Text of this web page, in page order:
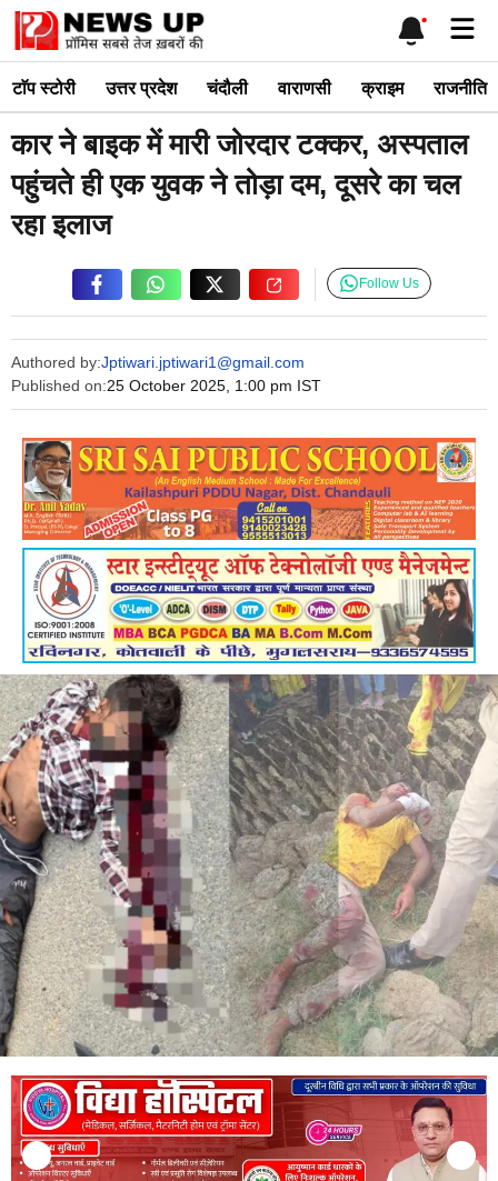
Skip
content
टाॅप स्टोरी उत्तर प्रदेश चंदौली वाराणसी क्राइम राजनीति
कार ने बाइक में मारी जोरदार टक्कर, अस्पताल
पहुंचते ही एक युवक ने तोड़ा दम, दूसरे का चल
रहा इलाज
Authored by:Jptiwari.jptiwari1@gmail.com
Published on:25 October 2025, 1:00 pm IST
Follow Us